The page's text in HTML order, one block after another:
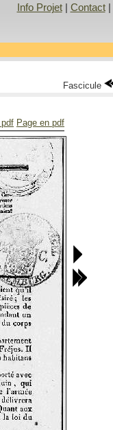
Info Projet| Contact|
Fascicule
Page en pdf